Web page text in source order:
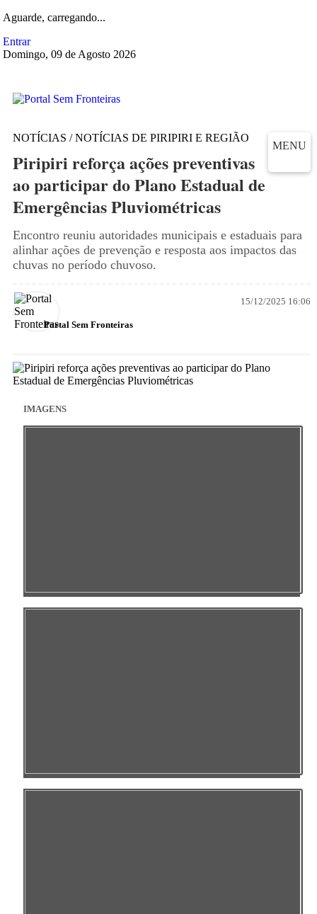
Aguarde, carregando...
Entrar
Domingo, 09 de Agosto 2026
MENU
NOTÍCIAS / NOTÍCIAS DE PIRIPIRI E REGIÃO
Piripiri reforça ações preventivas
ao participar do Plano Estadual de
Emergências Pluviométricas
Encontro reuniu autoridades municipais e estaduais para
alinhar ações de prevenção e resposta aos impactos das
chuvas no período chuvoso.
Portal Sem Fronteiras
15/12/2025 16:06
IMAGENS